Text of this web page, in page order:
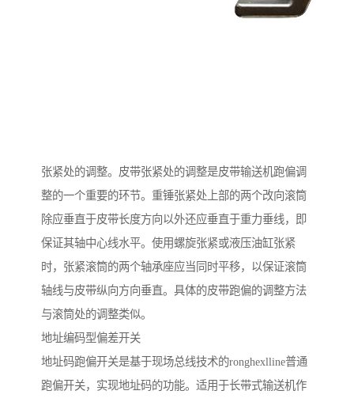
张紧处的调整。皮带张紧处的调整是皮带输送机跑偏调
整的一个重要的环节。重锤张紧处上部的两个改向滚筒
除应垂直于皮带长度方向以外还应垂直于重力垂线，即
保证其轴中心线水平。使用螺旋张紧或液压油缸张紧
时，张紧滚筒的两个轴承座应当同时平移，以保证滚筒
轴线与皮带纵向方向垂直。具体的皮带跑偏的调整方法
与滚筒处的调整类似。
地址编码型偏差开关
地址码跑偏开关是基于现场总线技术的ronghexlline普通
跑偏开关，实现地址码的功能。适用于长带式输送机作